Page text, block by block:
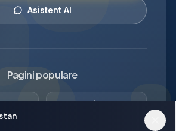
Asistent AI
Pagini populare
păr